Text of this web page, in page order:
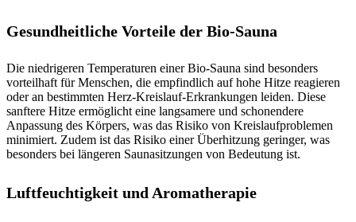
Gesundheitliche Vorteile der Bio-Sauna
Die niedrigeren Temperaturen einer Bio-Sauna sind besonders
vorteilhaft für Menschen, die empfindlich auf hohe Hitze reagieren
oder an bestimmten Herz-Kreislauf-Erkrankungen leiden. Diese
sanftere Hitze ermöglicht eine langsamere und schonendere
Anpassung des Körpers, was das Risiko von Kreislaufproblemen
minimiert. Zudem ist das Risiko einer Überhitzung geringer, was
besonders bei längeren Saunasitzungen von Bedeutung ist.
Luftfeuchtigkeit und Aromatherapie